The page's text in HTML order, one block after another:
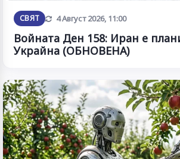
СВЯТ Обновена
4 Август 2026, 11:00
Войната Ден 158: Иран е
Украйна (ОБНОВЕНА)